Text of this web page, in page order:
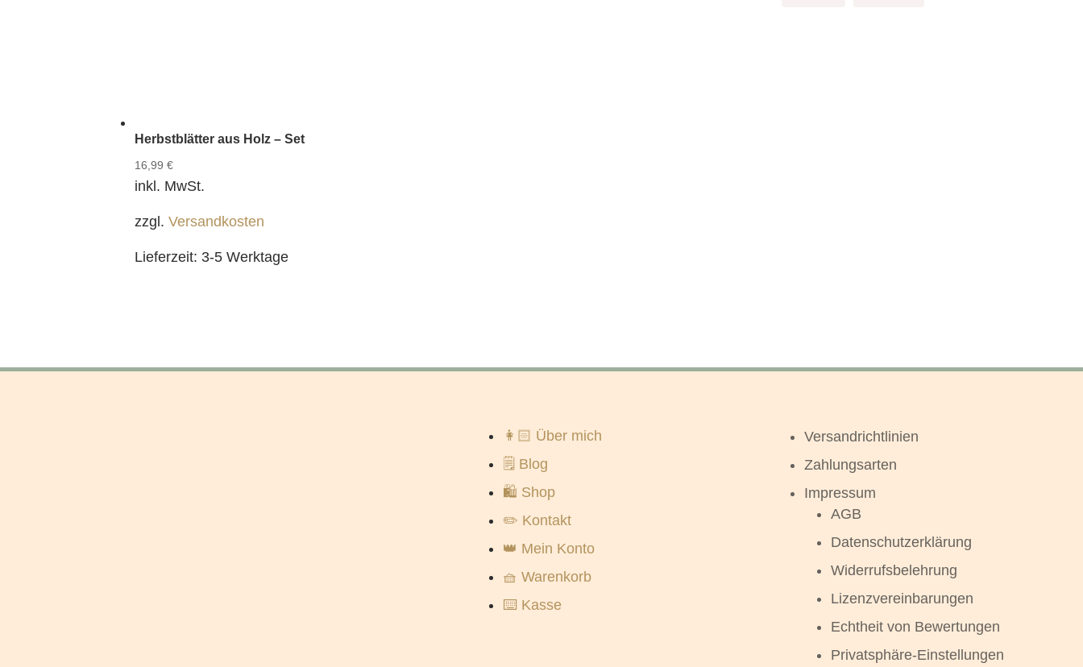
Herbstblätter aus Holz – Set
16,99€
inkl. MwSt.
zzgl.Versandkosten
Lieferzeit: 3-5 Werktage
👩🏻 Über mich
🗒️ Blog
🛍️ Shop
✏️ Kontakt
👑 Mein Konto
🧺 Warenkorb
⌨️ Kasse
Versandrichtlinien
Zahlungsarten
Impressum
AGB
Datenschutzerklärung
Widerrufsbelehrung
Lizenzvereinbarungen
Echtheit von Bewertungen
Privatsphäre-Einstellungen